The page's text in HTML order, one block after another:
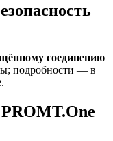
соединению
подробности — в